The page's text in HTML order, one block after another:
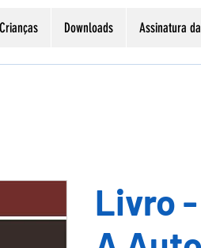
Crianças Downloads Assinatura
Livro